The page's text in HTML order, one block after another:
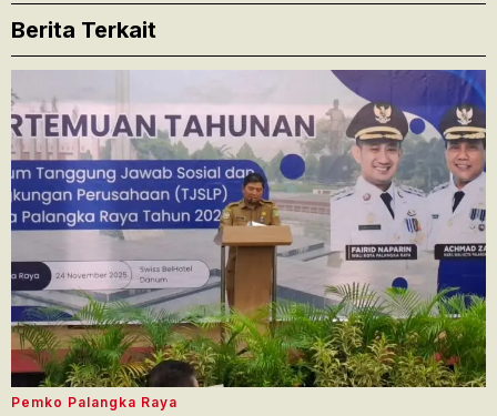
Berita Terkait
Pemko Palangka Raya